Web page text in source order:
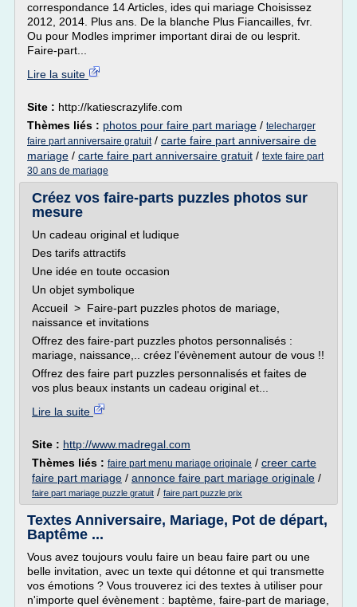
correspondance 14 Articles, ides qui mariage Choisissez
2012, 2014. Plus ans. De la blanche Plus Fiancailles, fvr.
Ou pour Modles imprimer important dirai de ou lesprit.
Faire-part...
Lire la suite
Site : http://katiescrazylife.com
Thèmes liés : photos pour faire part mariage / telecharger
faire part anniversaire gratuit/ carte faire part anniversaire de
mariage / carte faire part anniversaire gratuit / texte faire part
30 ans de mariage
Créez vos faire-parts puzzles photos sur
mesure
Un cadeau original et ludique
Des tarifs attractifs
Une idée en toute occasion
Un objet symbolique
Accueil > Faire-part puzzles photos de mariage,
naissance et invitations
Offrez des faire-part puzzles photos personnalisés :
mariage, naissance,.. créez l'évènement autour de vous !!
Offrez des faire part puzzles personnalisés et faites de
vos plus beaux instants un cadeau original et...
Lire la suite
Site : http://www.madregal.com
Thèmes liés : faire part menu mariage originale / creer carte
faire part mariage / annonce faire part mariage originale /
faire part mariage puzzle gratuit / faire part puzzle prix
Textes Anniversaire, Mariage, Pot de départ,
Baptême ...
Vous avez toujours voulu faire un beau faire part ou une
belle invitation, avec un texte qui détonne et qui transmette
vos émotions ? Vous trouverez ici des textes à utiliser pour
n'importe quel évènement : baptème, faire-part de mariage,